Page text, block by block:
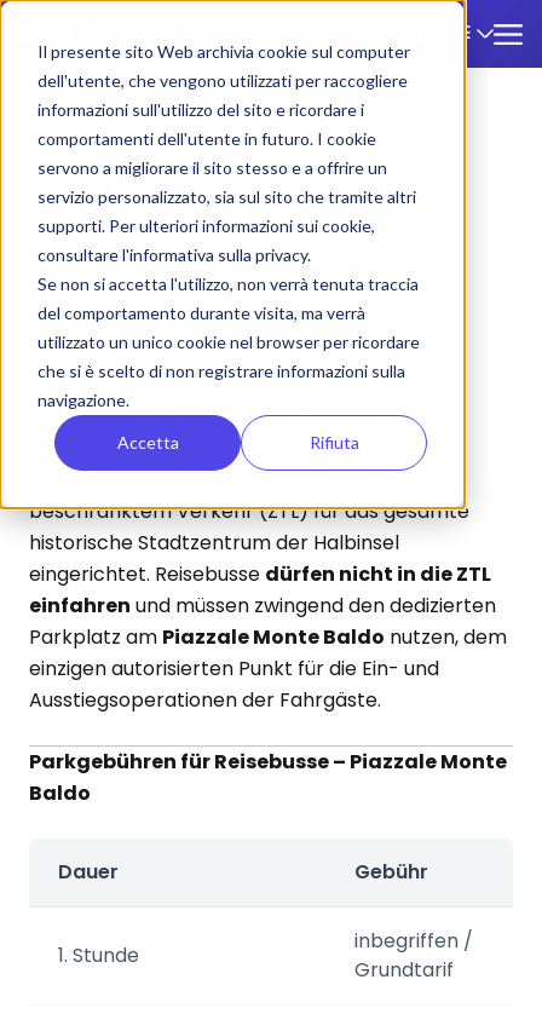
Il presente sito Web archivia cookie sul computer
dell'utente, che vengono utilizzati per raccogliere
informazioni sull'utilizzo del sito e ricordare i
comportamenti dell'utente in futuro. I cookie
servono a migliorare il sito stesso e a offrire un
servizio personalizzato, sia sul sito che tramite altri
supporti. Per ulteriori informazioni sui cookie,
consultare l'informativa sulla privacy.
Se non si accetta l'utilizzo, non verrà tenuta traccia
del comportamento durante visita, ma verrà
utilizzato un unico cookie nel browser per ricordare
che si è scelto di non registrare informazioni sulla
navigazione.
Accetta Rifiuta
DE
Sirmione
Sirmione
Sirmione (BS) — ZTL und
Reisebus-Parkplatz:
Vollständiger Leitfaden zu
Gebühren, Zonen und
Genehmigungsverfahren
Die Gemeinde Sirmione hat eine Zone mit
beschränktem Verkehr (ZTL) für das gesamte
historische Stadtzentrum der Halbinsel
eingerichtet. Reisebusse dürfen nicht in die ZTL
einfahren und müssen zwingend den dedizierten
Parkplatz am Piazzale Monte Baldo nutzen, dem
einzigen autorisierten Punkt für die Ein- und
Ausstiegsoperationen der Fahrgäste.
Parkgebühren für Reisebusse – Piazzale Monte
Baldo
Dauer Gebühr
1. Stunde
inbegriffen /
Grundtarif